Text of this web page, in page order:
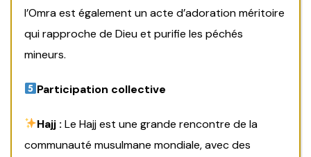
l’Omra est également un acte d’adoration méritoire
qui rapproche de Dieu et purifie les péchés
mineurs.
Participation collective
Hajj : Le Hajj est une grande rencontre de la
communauté musulmane mondiale, avec des